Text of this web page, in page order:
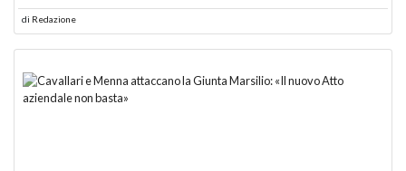
di Redazione